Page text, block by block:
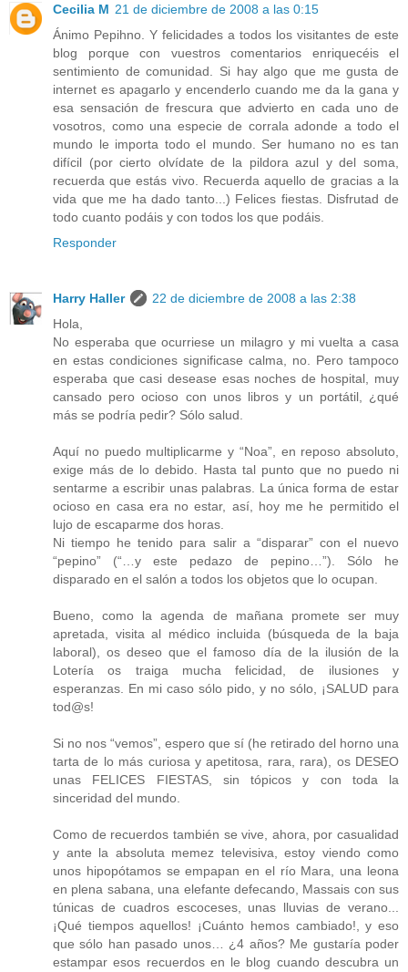
Cecilia M 21 de diciembre de 2008 a las 0:15
Ánimo Pepihno. Y felicidades a todos los visitantes de este
blog porque con vuestros comentarios enriquecéis el
sentimiento de comunidad. Si hay algo que me gusta de
internet es apagarlo y encenderlo cuando me da la gana y
esa sensación de frescura que advierto en cada uno de
vosotros, como una especie de corrala adonde a todo el
mundo le importa todo el mundo. Ser humano no es tan
difícil (por cierto olvídate de la pildora azul y del soma,
recuerda que estás vivo. Recuerda aquello de gracias a la
vida que me ha dado tanto...) Felices fiestas. Disfrutad de
todo cuanto podáis y con todos los que podáis.
Responder
Harry Haller
22 de diciembre de 2008 a las 2:38
Hola,
No esperaba que ocurriese un milagro y mi vuelta a casa
en estas condiciones significase calma, no. Pero tampoco
esperaba que casi desease esas noches de hospital, muy
cansado pero ocioso con unos libros y un portátil, ¿qué
más se podría pedir? Sólo salud.
Aquí no puedo multiplicarme y “Noa”, en reposo absoluto,
exige más de lo debido. Hasta tal punto que no puedo ni
sentarme a escribir unas palabras. La única forma de estar
ocioso en casa era no estar, así, hoy me he permitido el
lujo de escaparme dos horas.
Ni tiempo he tenido para salir a “disparar” con el nuevo
“pepino” (“…y este pedazo de pepino…”). Sólo he
disparado en el salón a todos los objetos que lo ocupan.
Bueno, como la agenda de mañana promete ser muy
apretada, visita al médico incluida (búsqueda de la baja
laboral), os deseo que el famoso día de la ilusión de la
Lotería os traiga mucha felicidad, de ilusiones y
esperanzas. En mi caso sólo pido, y no sólo, ¡SALUD para
tod@s!
Si no nos “vemos”, espero que sí (he retirado del horno una
tarta de lo más curiosa y apetitosa, rara, rara), os DESEO
unas FELICES FIESTAS, sin tópicos y con toda la
sinceridad del mundo.
Como de recuerdos también se vive, ahora, por casualidad
y ante la absoluta memez televisiva, estoy viendo como
unos hipopótamos se empapan en el río Mara, una leona
en plena sabana, una elefante defecando, Massais con sus
túnicas de cuadros escoceses, unas lluvias de verano...
¡Qué tiempos aquellos! ¡Cuánto hemos cambiado!, y eso
que sólo han pasado unos… ¿4 años? Me gustaría poder
estampar esos recuerdos en le blog cuando descubra un